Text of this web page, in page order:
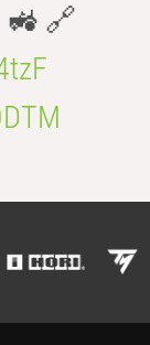
🚜 🔗